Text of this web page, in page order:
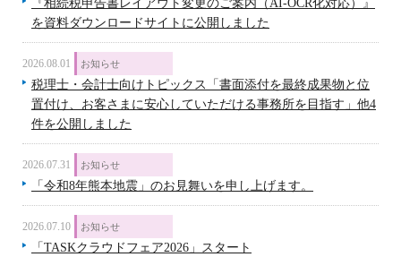
『相続税申告書レイアウト変更のご案内（AI-OCR化対応）』
を資料ダウンロードサイトに公開しました
2026.08.01 お知らせ
税理士・会計士向けトピックス「書面添付を最終成果物と位
置付け、お客さまに安心していただける事務所を目指す」他4
件を公開しました
2026.07.31 お知らせ
「令和8年熊本地震」のお見舞いを申し上げます。
2026.07.10 お知らせ
「TASKクラウドフェア2026」スタート